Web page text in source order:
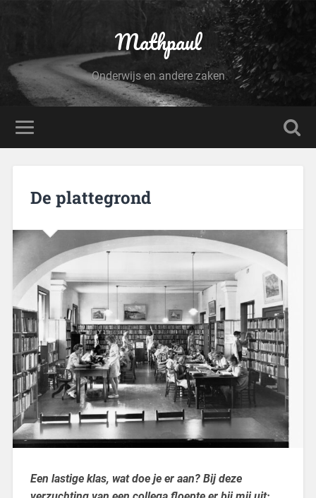
Mathpaul
Onderwijs en andere zaken
De plattegrond
Een lastige klas, wat doe je er aan? Bij deze